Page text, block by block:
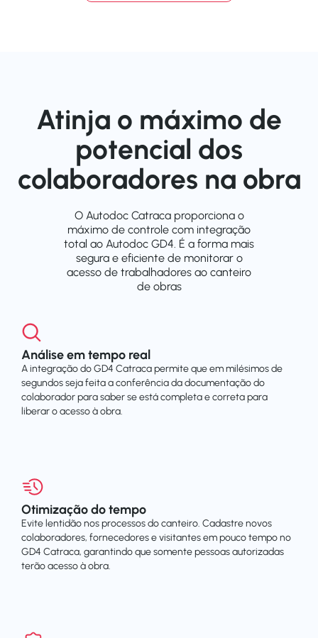
Atinja o máximo de
potencial dos
colaboradores na obra
O Autodoc Catraca proporciona o
máximo de controle com integração
total ao Autodoc GD4. É a forma mais
segura e eficiente de monitorar o
acesso de trabalhadores ao canteiro
de obras
Análise em tempo real
A integração do GD4 Catraca permite que em milésimos de
segundos seja feita a conferência da documentação do
colaborador para saber se está completa e correta para
liberar o acesso à obra.
Otimização do tempo
Evite lentidão nos processos do canteiro. Cadastre novos
colaboradores, fornecedores e visitantes em pouco tempo no
GD4 Catraca, garantindo que somente pessoas autorizadas
terão acesso à obra.